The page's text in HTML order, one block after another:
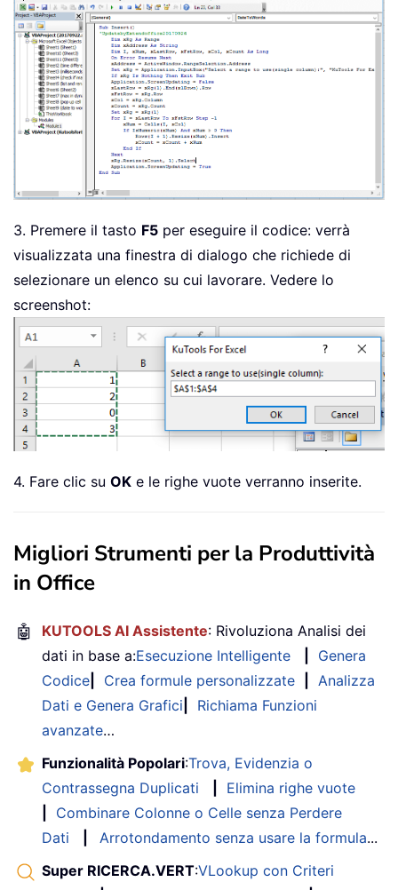
            xCount
= xCount + xNum
End If
Next
    xRg
.Resize(xCount, 1).Select
    Application
End
Sub
3. Premere il tasto F5 per eseguire il codice: verrà
visualizzata una finestra di dialogo che richiede di
selezionare un elenco su cui lavorare. Vedere lo
screenshot:
4. Fare clic su OK e le righe vuote verranno inserite.
Migliori Strumenti per la Produttività
in Office
🤖 KUTOOLS AI Assistente: Rivoluziona Analisi dei
dati in base a:Esecuzione Intelligente
Genera
Codice
Crea formule personalizzate
Analizza
Dati e Genera Grafici
Richiama Funzioni
avanzate…
Funzionalità Popolari:Trova, Evidenzia o
Contrassegna Duplicati
Elimina righe vuote
Combinare Colonne o Celle senza Perdere
Dati
Arrotondamento senza usare la formula...
Super RICERCA.VERT:VLookup con Criteri